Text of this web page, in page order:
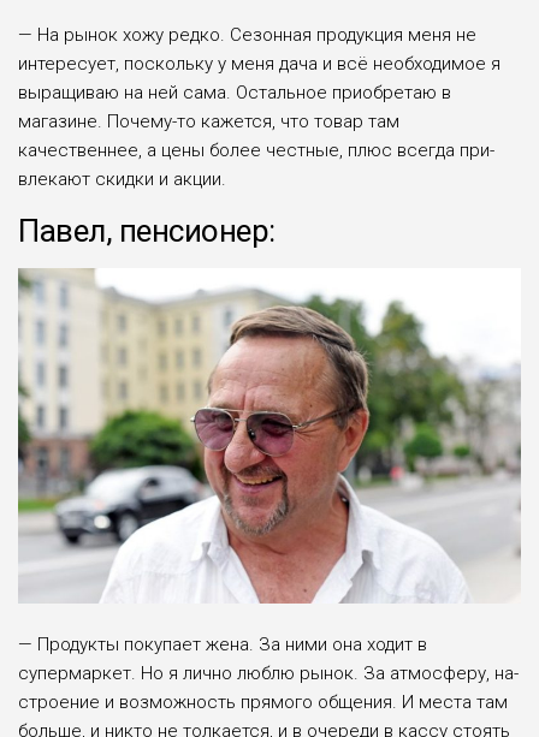
— На рынок хожу редко. Сезонная продукция меня не
интересует, по­скольку у меня дача и всё необходимое я
выращиваю на ней сама. Остальное приобретаю в
магазине. Почему-то ка­жется, что товар там
качественнее, а цены более честные, плюс всегда при­
влекают скидки и акции.
Павел, пенсионер:
— Продукты покупает жена. За ни­ми она ходит в
супермаркет. Но я лич­но люблю рынок. За атмосферу, на­
строение и возможность прямого об­щения. И места там
больше, и никто не толкается, и в очереди в кассу сто­ять